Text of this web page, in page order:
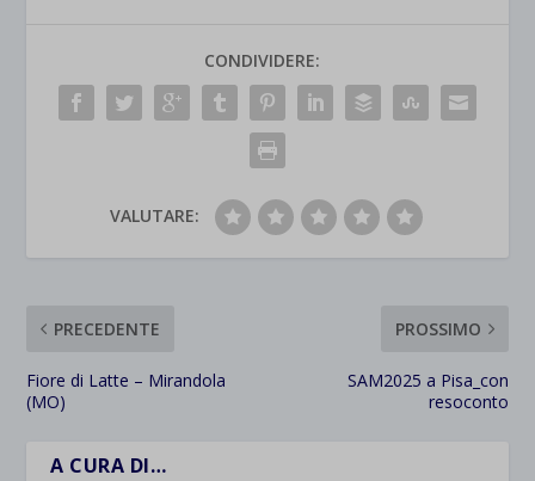
CONDIVIDERE:
VALUTARE:
PRECEDENTE
Fiore di Latte – Mirandola
(MO)
PROSSIMO
SAM2025 a Pisa_con
resoconto
A CURA DI…